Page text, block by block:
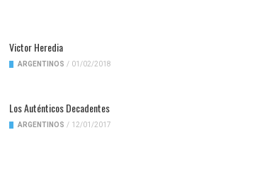
Victor Heredia
ARGENTINOS / 01/02/2018
Los Auténticos Decadentes
ARGENTINOS / 12/01/2017